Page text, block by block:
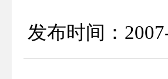
发布时间：